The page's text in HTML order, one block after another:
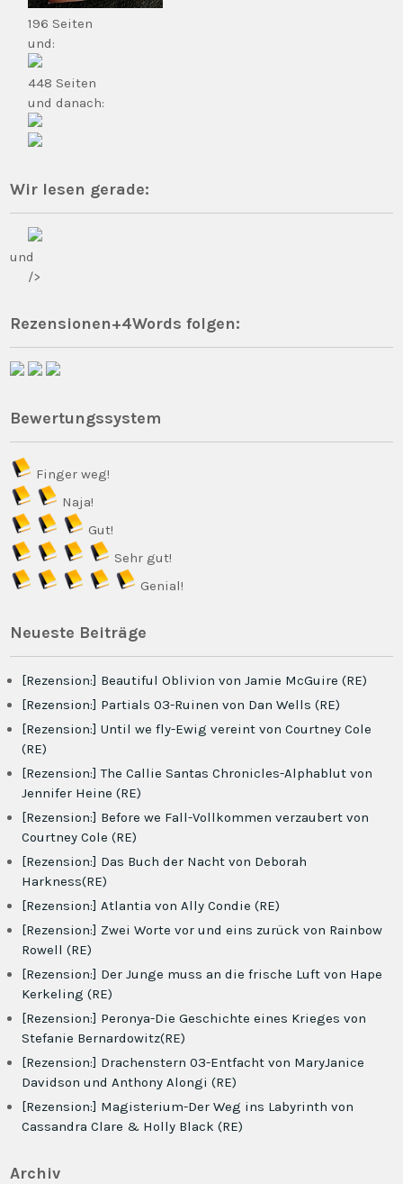
196 Seiten
und:
448 Seiten
und danach:
Wir lesen gerade:
und
/>
Rezensionen+4Words folgen:
Bewertungssystem
Finger weg!
Naja!
Gut!
Sehr gut!
Genial!
Neueste Beiträge
[Rezension:] Beautiful Oblivion von Jamie McGuire (RE)
[Rezension:] Partials 03-Ruinen von Dan Wells (RE)
[Rezension:] Until we fly-Ewig vereint von Courtney Cole
(RE)
[Rezension:] The Callie Santas Chronicles-Alphablut von
Jennifer Heine (RE)
[Rezension:] Before we Fall-Vollkommen verzaubert von
Courtney Cole (RE)
[Rezension:] Das Buch der Nacht von Deborah
Harkness(RE)
[Rezension:] Atlantia von Ally Condie (RE)
[Rezension:] Zwei Worte vor und eins zurück von Rainbow
Rowell (RE)
[Rezension:] Der Junge muss an die frische Luft von Hape
Kerkeling (RE)
[Rezension:] Peronya-Die Geschichte eines Krieges von
Stefanie Bernardowitz(RE)
[Rezension:] Drachenstern 03-Entfacht von MaryJanice
Davidson und Anthony Alongi (RE)
[Rezension:] Magisterium-Der Weg ins Labyrinth von
Cassandra Clare & Holly Black (RE)
Archiv